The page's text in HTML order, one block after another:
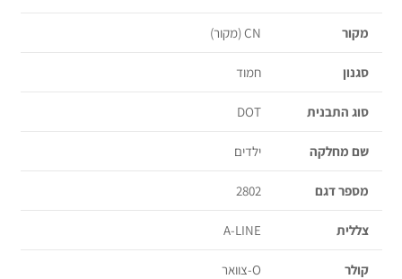
מקור CN (מקור)
סגנון חמוד
סוג התבנית DOT
שם מחלקה ילדים
מספר דגם 2802
צללית A-LINE
קולר O-צוואר